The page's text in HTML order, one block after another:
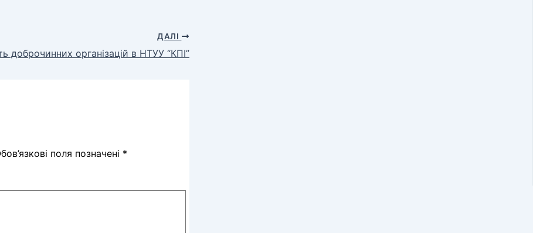
ДАЛІ
доброчинних організацій в НТУУ “КПІ”
поля позначені *